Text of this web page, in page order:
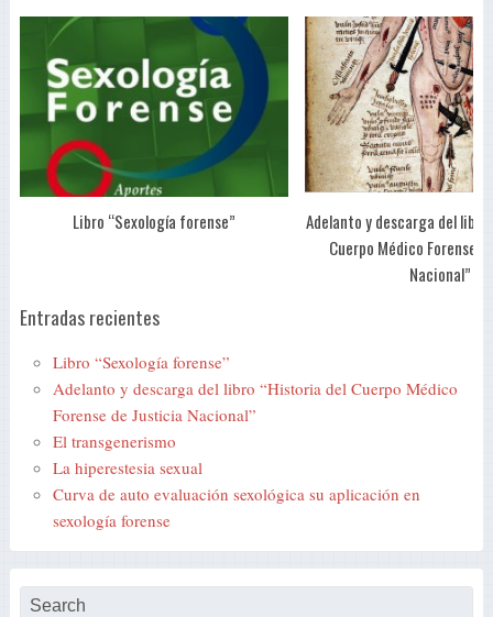
Libro “Sexología forense”
Adelanto y descarga del
Cuerpo Médico Forense
Nacional”
Entradas recientes
Libro “Sexología forense”
Adelanto y descarga del libro “Historia del Cuerpo Médico
Forense de Justicia Nacional”
El transgenerismo
La hiperestesia sexual
Curva de auto evaluación sexológica su aplicación en
sexología forense